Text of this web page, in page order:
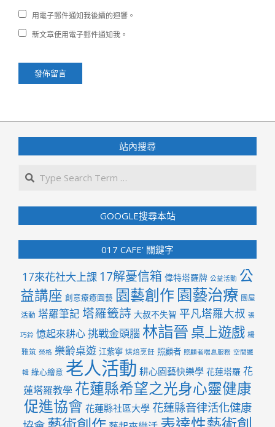
用電子郵件通知我後續的迴響。
新文章使用電子郵件通知我。
站內搜尋
GOOGLE搜尋本站
017 CAFE’ 關鍵字
17來花社大上課 17解憂信箱 偉特塔羅牌 公益活動 公
益講座 創意療癒園藝 園藝創作 園藝治療 團屋
活動 塔羅筆記 塔羅籤詩 大叔不失智 平凡塔羅大叔 張
巧鈴 憶起來耕心挑戰金頭腦 林詣晉桌上遊戲 楊
雅筑 榮格 樂齡桌遊 江紫寧 烘焙烹飪 照顧者 照顧者喘息服務 空間邏
輯 綠心繪意 老人活動 耕心園藝快樂學 花蓮塔羅 花
蓮塔羅教學 花蓮縣希望之光身心靈健康
促進協會 花蓮縣社區大學 花蓮縣音律活化健康